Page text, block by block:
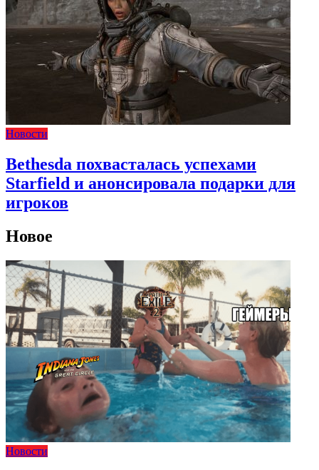
Новости
Bethesda похвасталась успехами
Starfield и анонсировала подарки для
игроков
Новое
Новости